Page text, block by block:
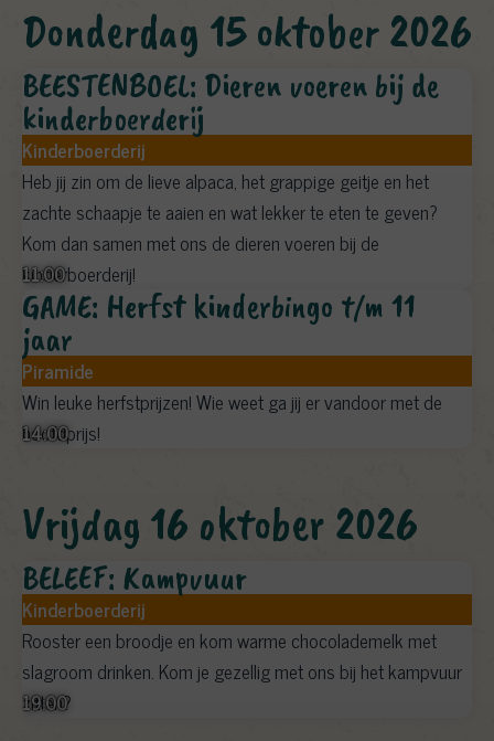
donderdag 15 oktober 2026
11:00
BEESTENBOEL: Dieren voeren bij de
kinderboerderij
Kinderboerderij
Heb jij zin om de lieve alpaca, het grappige geitje en het
zachte schaapje te aaien en wat lekker te eten te geven?
Kom dan samen met ons de dieren voeren bij de
kinderboerderij!
14:00
GAME: Herfst kinderbingo t/m 11
jaar
Piramide
Win leuke herfstprijzen! Wie weet ga jij er vandoor met de
hoofdprijs!
vrijdag 16 oktober 2026
19:00
BELEEF: Kampvuur
Kinderboerderij
Rooster een broodje en kom warme chocolademelk met
slagroom drinken. Kom je gezellig met ons bij het kampvuur
zitten?